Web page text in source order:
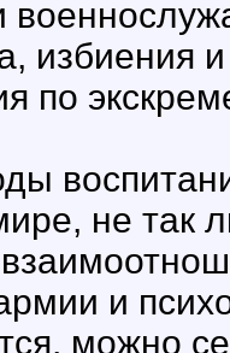
избиения
по
не
и
можно